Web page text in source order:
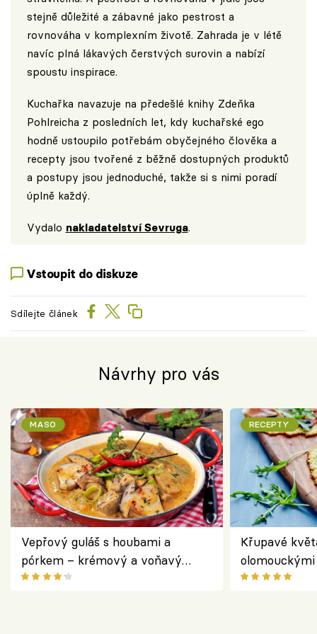
stejně důležité a zábavné jako pestrost a
rovnováha v komplexním životě. Zahrada je v létě
navíc plná lákavých čerstvých surovin a nabízí
spoustu inspirace.
Kuchařka navazuje na předešlé knihy Zdeňka
Pohlreicha z posledních let, kdy kuchařské ego
hodně ustoupilo potřebám obyčejného člověka a
recepty jsou tvořené z běžně dostupných produktů
a postupy jsou jednoduché, takže si s nimi poradí
úplně každý.
Vydalo nakladatelství Sevruga.
Vstoupit do diskuze
Sdílejte článek
Návrhy pro vás
MASO
Vepřový guláš s houbami a
pórkem – krémový a voňavý
pokrm z jednoho hrnce
RECEPTY
Křupavé
bezlepkový